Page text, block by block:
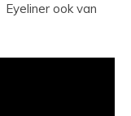
Eyeliner ook van